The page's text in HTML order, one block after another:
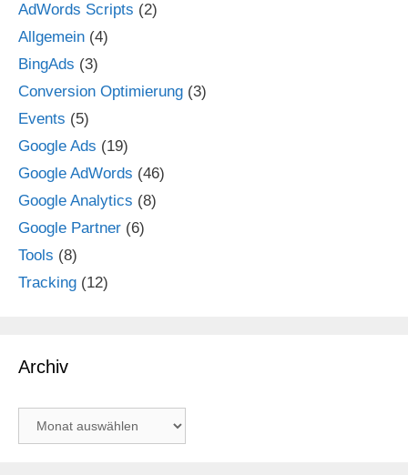
AdWords Scripts (2)
Allgemein (4)
BingAds (3)
Conversion Optimierung (3)
Events (5)
Google Ads (19)
Google AdWords (46)
Google Analytics (8)
Google Partner (6)
Tools (8)
Tracking (12)
Archiv
Archiv